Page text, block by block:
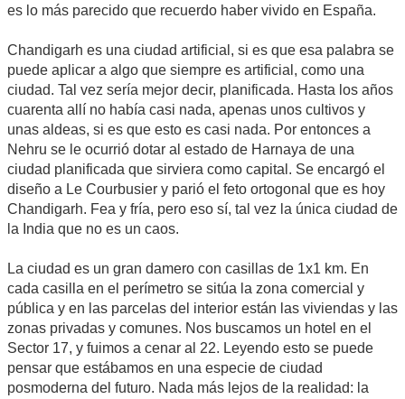
es lo más parecido que recuerdo haber vivido en España.
Chandigarh es una ciudad artificial, si es que esa palabra se
puede aplicar a algo que siempre es artificial, como una
ciudad. Tal vez sería mejor decir, planificada. Hasta los años
cuarenta allí no había casi nada, apenas unos cultivos y
unas aldeas, si es que esto es casi nada. Por entonces a
Nehru se le ocurrió dotar al estado de Harnaya de una
ciudad planificada que sirviera como capital. Se encargó el
diseño a Le Courbusier y parió el feto ortogonal que es hoy
Chandigarh. Fea y fría, pero eso sí, tal vez la única ciudad de
la India que no es un caos.
La ciudad es un gran damero con casillas de 1x1 km. En
cada casilla en el perímetro se sitúa la zona comercial y
pública y en las parcelas del interior están las viviendas y las
zonas privadas y comunes. Nos buscamos un hotel en el
Sector 17, y fuimos a cenar al 22. Leyendo esto se puede
pensar que estábamos en una especie de ciudad
posmoderna del futuro. Nada más lejos de la realidad: la